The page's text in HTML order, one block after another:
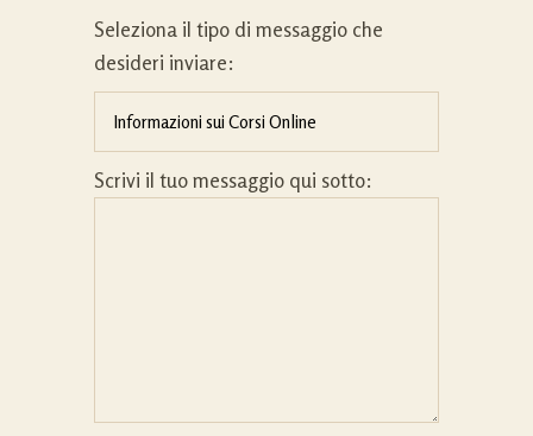
Seleziona il tipo di messaggio che
desideri inviare:
Scrivi il tuo messaggio qui sotto: